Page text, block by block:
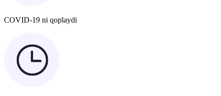
COVID-19 ni qoplaydi